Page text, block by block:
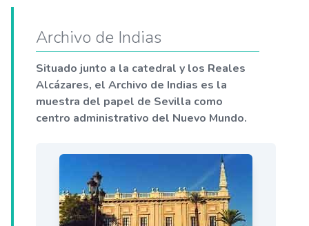
Archivo de Indias
Situado junto a la catedral y los Reales
Alcázares, el Archivo de Indias es la
muestra del papel de Sevilla como
centro administrativo del Nuevo Mundo.